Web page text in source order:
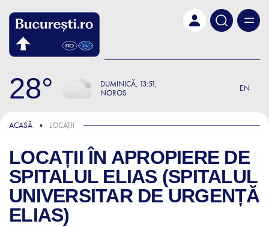
28 DUMINICĂ 13:51
NOROS
EN
ACASĂ LOCAȚII
LOCAȚII ÎN APROPIERE DE
SPITALUL ELIAS (SPITALUL
UNIVERSITAR DE URGENȚĂ
ELIAS)